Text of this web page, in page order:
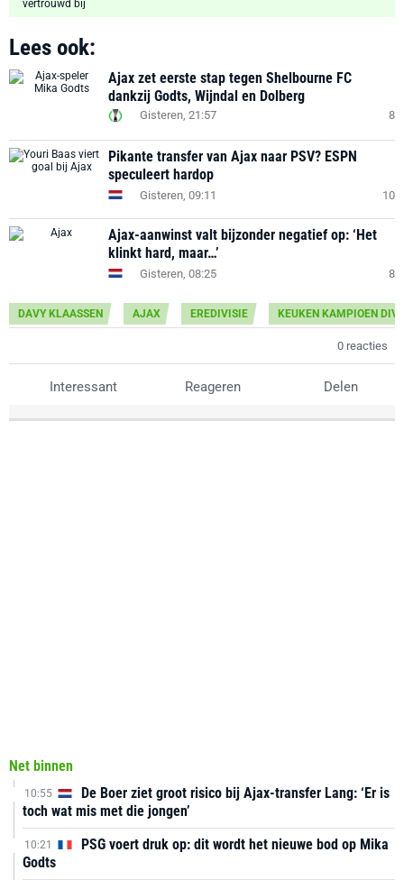
Lees ook:
Ajax zet eerste stap tegen Shelbourne FC
dankzij Godts, Wijndal en Dolberg
Gisteren, 21:57 8
Pikante transfer van Ajax naar PSV? ESPN
speculeert hardop
Gisteren, 09:11 10
Ajax-aanwinst valt bijzonder negatief op: ‘Het
klinkt hard, maar…’
Gisteren, 08:25 8
DAVY KLAASSEN AJAX EREDIVISIE KEUKEN KAMPIOEN
0 reacties
Interessant Reageren Delen
Net binnen
10:55
De Boer ziet groot risico bij Ajax-transfer Lang: ‘Er is
toch wat mis met die jongen’
10:21
PSG voert druk op: dit wordt het nieuwe bod op Mika
Godts